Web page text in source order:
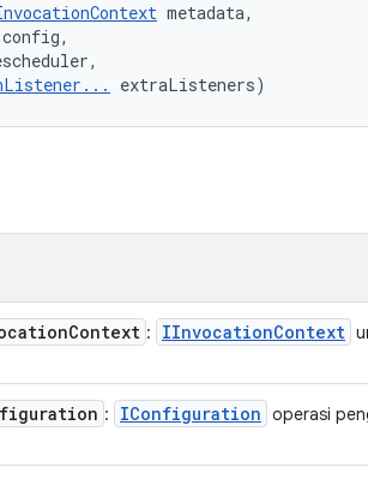
metadata,
config,
extraListeners)
Context : IInvocationContext
: IConfiguration operasi